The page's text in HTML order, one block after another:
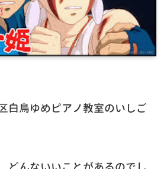
白鳥ゆめピアノ教室のいしご